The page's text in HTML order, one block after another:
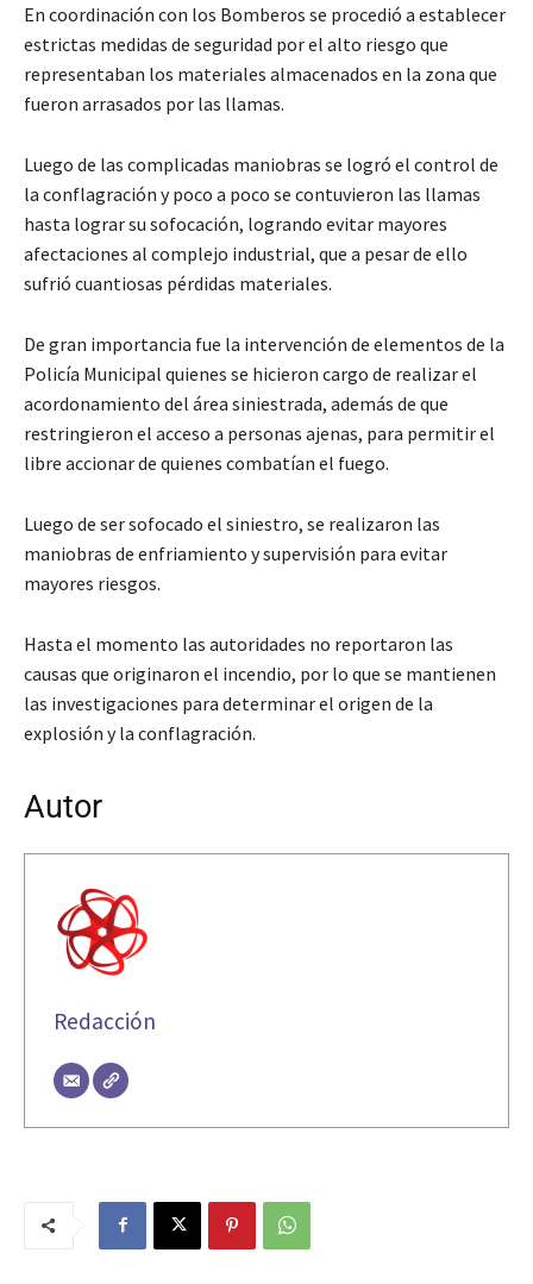
En coordinación con los Bomberos se procedió a establecer
estrictas medidas de seguridad por el alto riesgo que
representaban los materiales almacenados en la zona que
fueron arrasados por las llamas.
Luego de las complicadas maniobras se logró el control de
la conflagración y poco a poco se contuvieron las llamas
hasta lograr su sofocación, logrando evitar mayores
afectaciones al complejo industrial, que a pesar de ello
sufrió cuantiosas pérdidas materiales.
De gran importancia fue la intervención de elementos de la
Policía Municipal quienes se hicieron cargo de realizar el
acordonamiento del área siniestrada, además de que
restringieron el acceso a personas ajenas, para permitir el
libre accionar de quienes combatían el fuego.
Luego de ser sofocado el siniestro, se realizaron las
maniobras de enfriamiento y supervisión para evitar
mayores riesgos.
Hasta el momento las autoridades no reportaron las
causas que originaron el incendio, por lo que se mantienen
las investigaciones para determinar el origen de la
explosión y la conflagración.
Autor
Redacción